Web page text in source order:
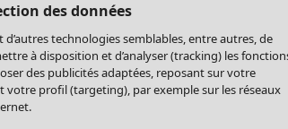
des données
d’autres technologies semblables, entre autres, de
à disposition et d’analyser (tracking) les
des publicités adaptées, reposant sur votre
profil (targeting), par exemple sur les réseaux